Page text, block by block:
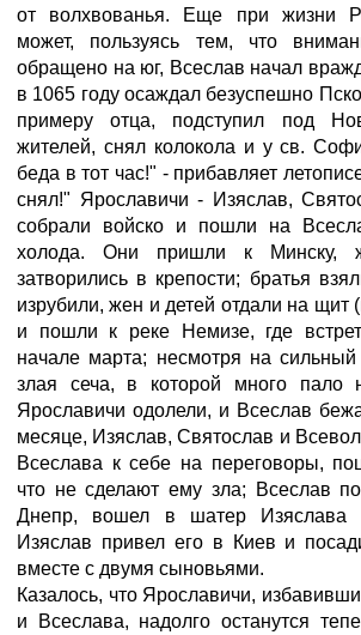
от волхвованья. Еще при жизни
может, пользуясь тем, что
обращено на юг, Всеслав начал
в 1065 году осаждал безуспешно
примеру отца, подступил под
жителей, снял колокола и у св.
беда в тот час!" - прибавляет
снял!" Ярославичи - Изяслав,
собрали войско и пошли на
холода. Они пришли к Минску,
затворились в крепости; братья
изрубили, жен и детей отдали на щит
и пошли к реке Немизе, где
начале марта; несмотря на сильный
злая сеча, в которой много пало
Ярославичи одолели, и Всеслав
месяце, Изяслав, Святослав и
Всеслава к себе на переговоры,
что не сделают ему зла; Всеслав
Днепр, вошел в шатер Изяслава
Изяслав привел его в Киев и
вместе с двумя сыновьями.
Казалось, что Ярославичи,
и Всеслава, надолго останутся